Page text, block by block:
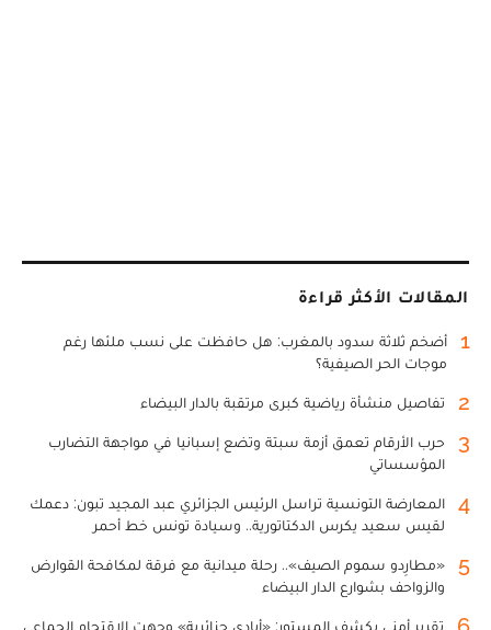
المقالات الأكثر قراءة
1
أضخم ثلاثة سدود بالمغرب: هل حافظت على نسب ملئها رغم
موجات الحر الصيفية؟
2 تفاصيل منشأة رياضية كبرى مرتقبة بالدار البيضاء
3
حرب الأرقام تعمق أزمة سبتة وتضع إسبانيا في مواجهة التضارب
المؤسساتي
4
المعارضة التونسية تراسل الرئيس الجزائري عبد المجيد تبون: دعمك
لقيس سعيد يكرس الدكتاتورية.. وسيادة تونس خط أحمر
5
«مطارِدو سموم الصيف».. رحلة ميدانية مع فرقة لمكافحة القوارض
والزواحف بشوارع الدار البيضاء
تقرير أمني يكشف المستور: «أيادي جزائرية» وجهت الاقتحام الجماعي